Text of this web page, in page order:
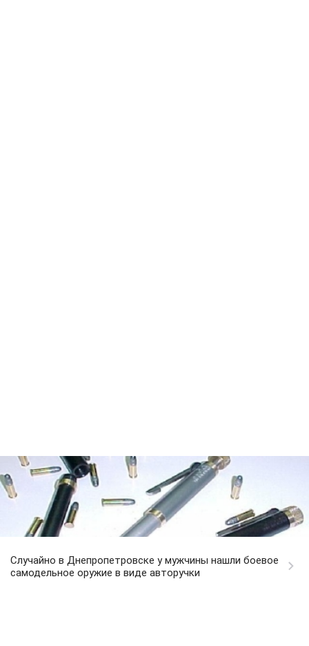
Случайно в Днепропетровске у мужчины нашли боевое
самодельное оружие в виде авторучки